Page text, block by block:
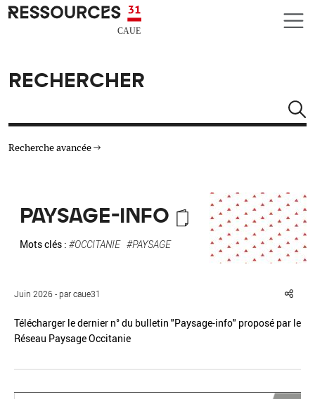
Aller au contenu principal
CAUE RESSOURCES 31
RECHERCHER
Recherche avancée
TYPE DE RESSOURCES
AUTRES CRITÈRES
PAYSAGE-INFO
Mots clés : #OCCITANIE #PAYSAGE
Juin 2026 - par caue31
Télécharger le dernier n° du bulletin "Paysage-info" proposé par le
Réseau Paysage Occitanie